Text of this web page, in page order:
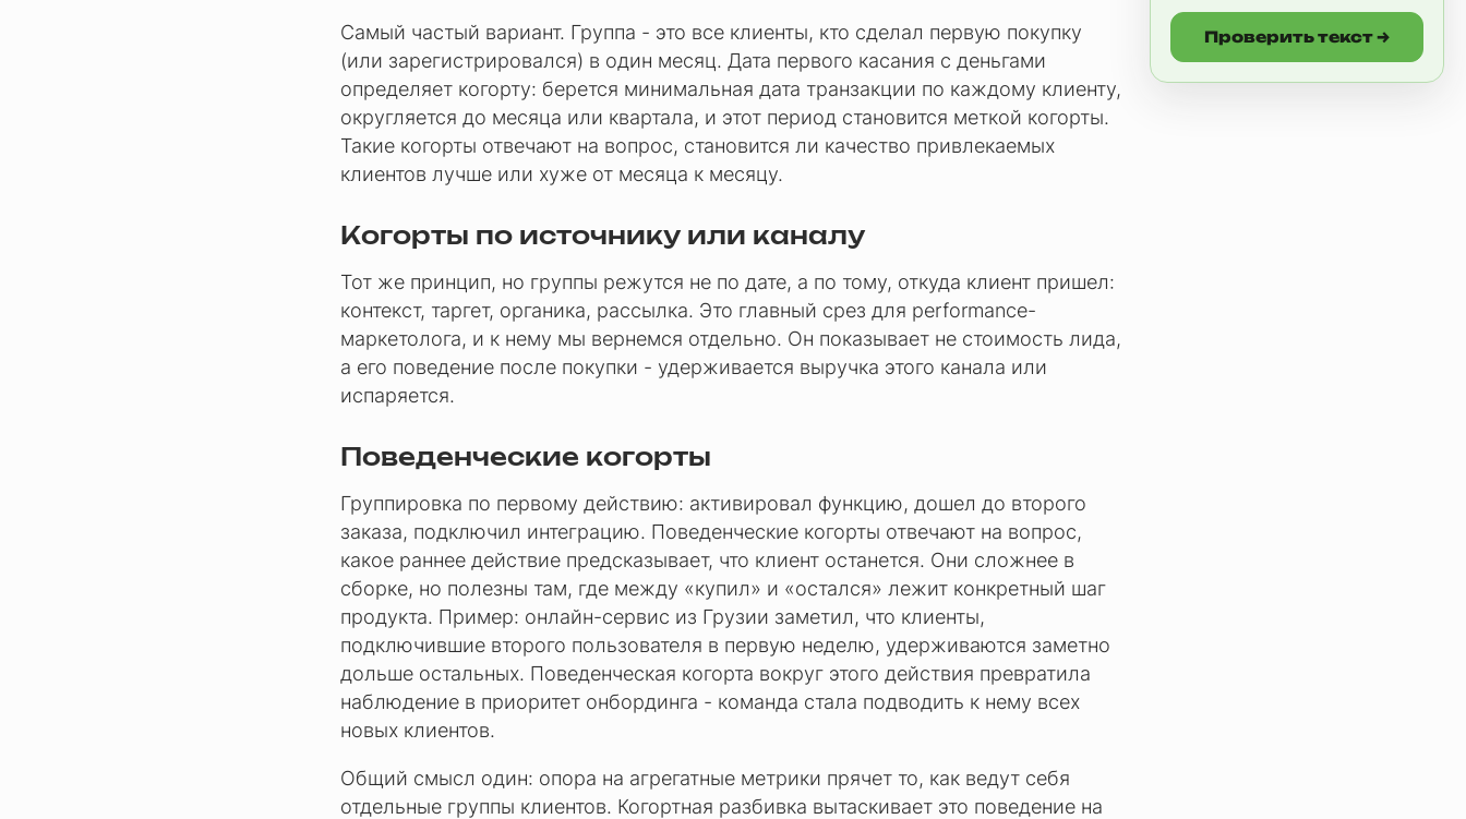
Самый частый вариант. Группа - это все клиенты, кто сделал первую покупку
(или зарегистрировался) в один месяц. Дата первого касания с деньгами
определяет когорту: берется минимальная дата транзакции по каждому клиенту,
округляется до месяца или квартала, и этот период становится меткой когорты.
Такие когорты отвечают на вопрос, становится ли качество привлекаемых
клиентов лучше или хуже от месяца к месяцу.
Когорты по источнику или каналу
Тот же принцип, но группы режутся не по дате, а по тому, откуда клиент пришел:
контекст, таргет, органика, рассылка. Это главный срез для performance-
маркетолога, и к нему мы вернемся отдельно. Он показывает не стоимость лида,
а его поведение после покупки - удерживается выручка этого канала или
испаряется.
Поведенческие когорты
Группировка по первому действию: активировал функцию, дошел до второго
заказа, подключил интеграцию. Поведенческие когорты отвечают на вопрос,
какое раннее действие предсказывает, что клиент останется. Они сложнее в
сборке, но полезны там, где между «купил» и «остался» лежит конкретный шаг
продукта. Пример: онлайн-сервис из Грузии заметил, что клиенты,
подключившие второго пользователя в первую неделю, удерживаются заметно
дольше остальных. Поведенческая когорта вокруг этого действия превратила
наблюдение в приоритет онбординга - команда стала подводить к нему всех
новых клиентов.
Общий смысл один: опора на агрегатные метрики прячет то, как ведут себя
отдельные группы клиентов. Когортная разбивка вытаскивает это поведение на
Проверить текст →